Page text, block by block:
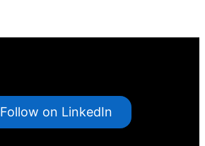
Follow on LinkedIn